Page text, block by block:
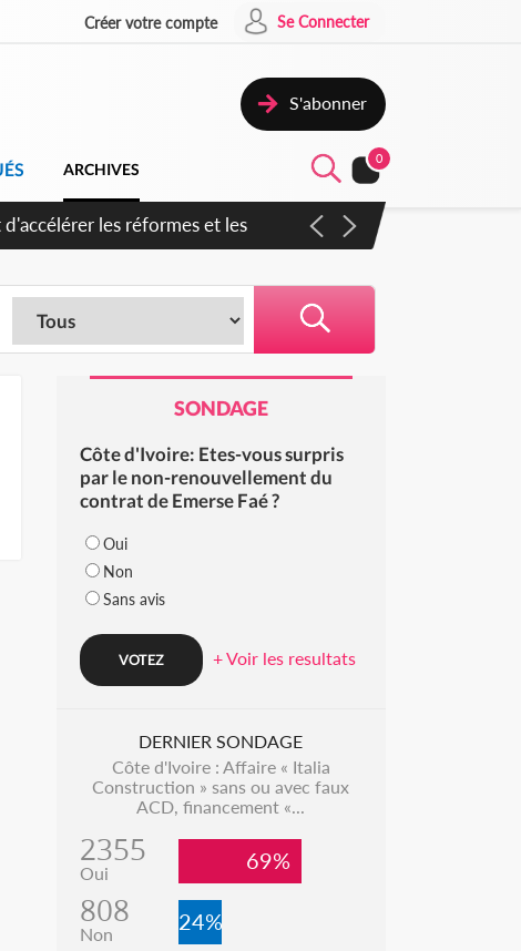
Créer votre compte Se Connecter
S'abonner
ARCHIVES
0
les réformes et les
SONDAGE
Côte d'Ivoire: Etes-vous surpris
par le non-renouvellement du
contrat de Emerse Faé ?
Oui
Non
Sans avis
+ Voir les resultats
DERNIER SONDAGE
Côte d'Ivoire : Affaire « Italia
Construction » sans ou avec faux
ACD, financement «...
2355
Oui 69%
808
Non 24%